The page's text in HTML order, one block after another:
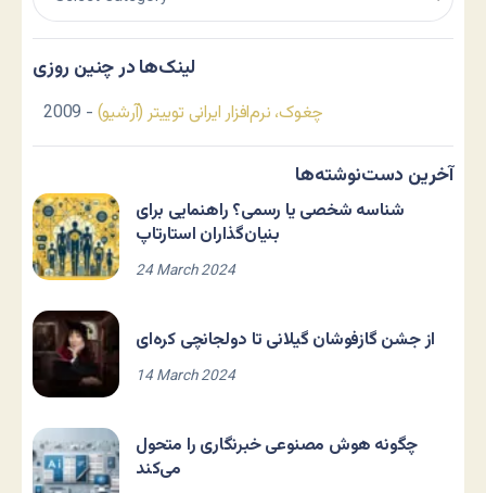
لینک‌ها در چنین روزی
چغوک، نرم‌افزار ایرانی توییتر (آرشیو) - 2009
آخرین دست‌نوشته‌ها
شناسه شخصی یا رسمی؟ راهنمایی برای
بنیان‌گذاران استارتاپ
24 March 2024
از جشن گازفوشان گیلانی تا دولجانچی کره‌ای
14 March 2024
چگونه هوش مصنوعی خبرنگاری را متحول
می‌کند